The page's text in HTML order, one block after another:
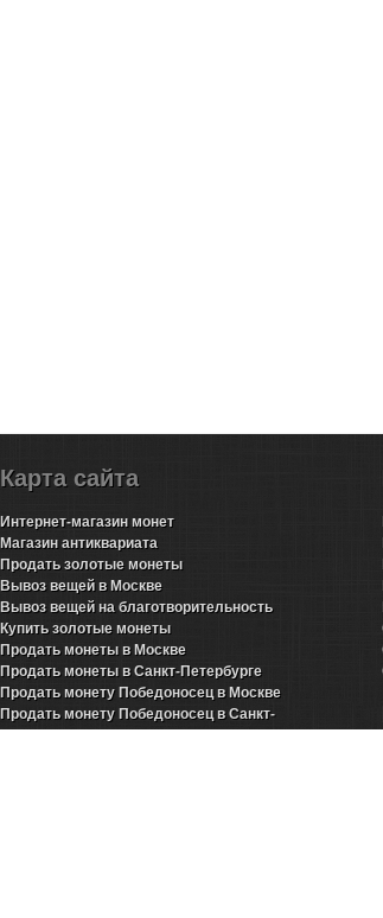
Карта сайта
Интернет-магазин монет
Магазин антиквариата
Продать золотые монеты
Вывоз вещей в Москве
Вывоз вещей на благотворительность
Купить золотые монеты
Продать монеты в Москве
Продать монеты в Санкт-Петербурге
Продать монету Победоносец в Москве
Продать монету Победоносец в Санкт-